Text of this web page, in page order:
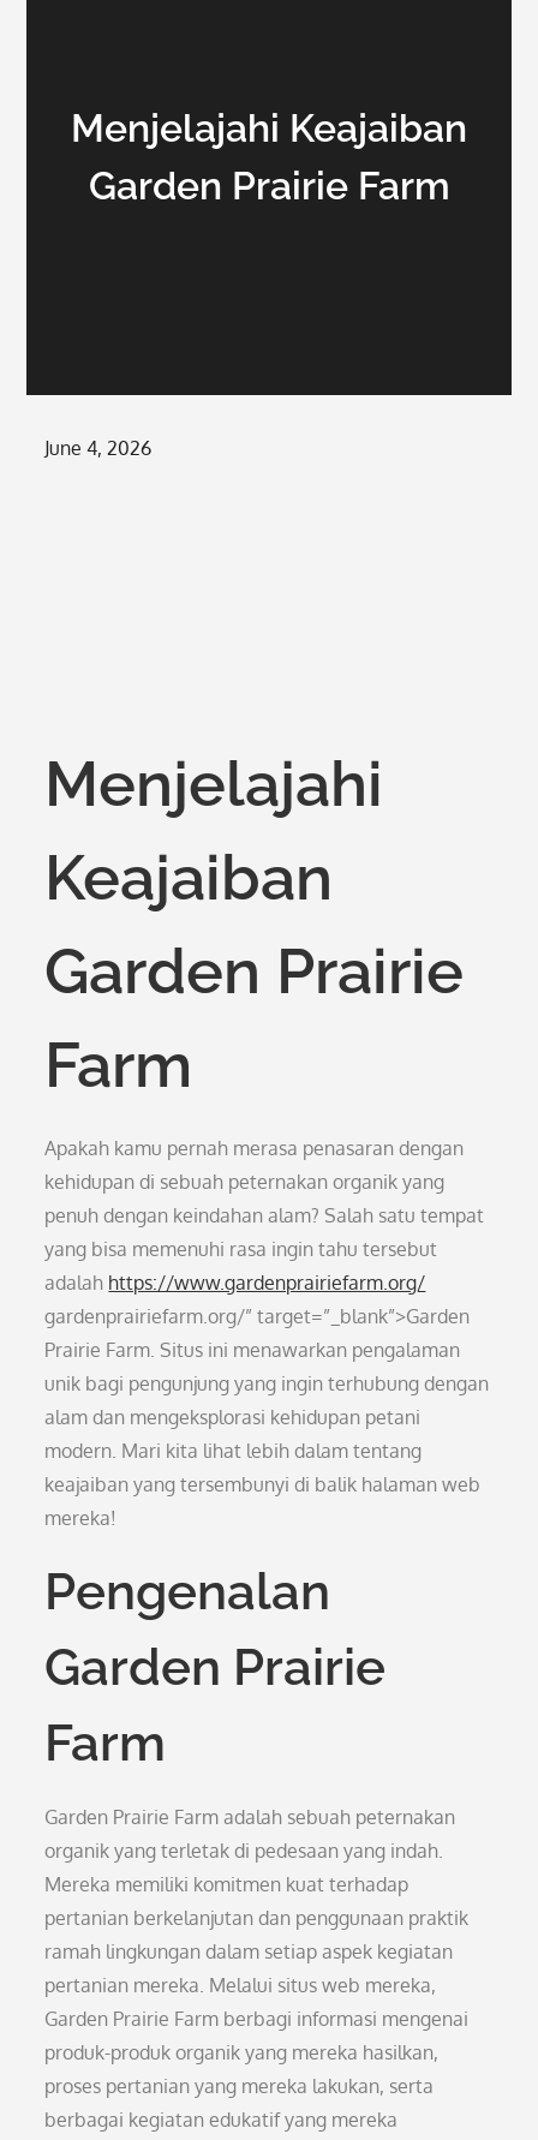
Menjelajahi Keajaiban
Garden Prairie Farm
Posted
June 4, 2026
Menjelajahi
Keajaiban
Garden Prairie
Farm
Apakah kamu pernah merasa penasaran dengan
kehidupan di sebuah peternakan organik yang
penuh dengan keindahan alam? Salah satu tempat
yang bisa memenuhi rasa ingin tahu tersebut
adalah https://www.gardenprairiefarm.org/
gardenprairiefarm.org/” target=”_blank”>Garden
Prairie Farm. Situs ini menawarkan pengalaman
unik bagi pengunjung yang ingin terhubung dengan
alam dan mengeksplorasi kehidupan petani
modern. Mari kita lihat lebih dalam tentang
keajaiban yang tersembunyi di balik halaman web
mereka!
Pengenalan
Garden Prairie
Farm
Garden Prairie Farm adalah sebuah peternakan
organik yang terletak di pedesaan yang indah.
Mereka memiliki komitmen kuat terhadap
pertanian berkelanjutan dan penggunaan praktik
ramah lingkungan dalam setiap aspek kegiatan
pertanian mereka. Melalui situs web mereka,
Garden Prairie Farm berbagi informasi mengenai
produk-produk organik yang mereka hasilkan,
proses pertanian yang mereka lakukan, serta
berbagai kegiatan edukatif yang mereka